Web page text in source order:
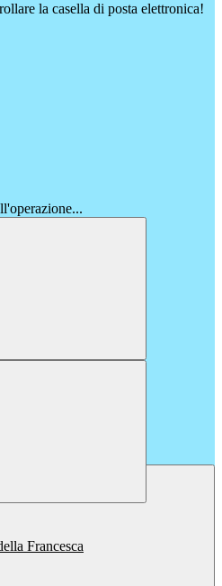
la casella di posta elettronica!